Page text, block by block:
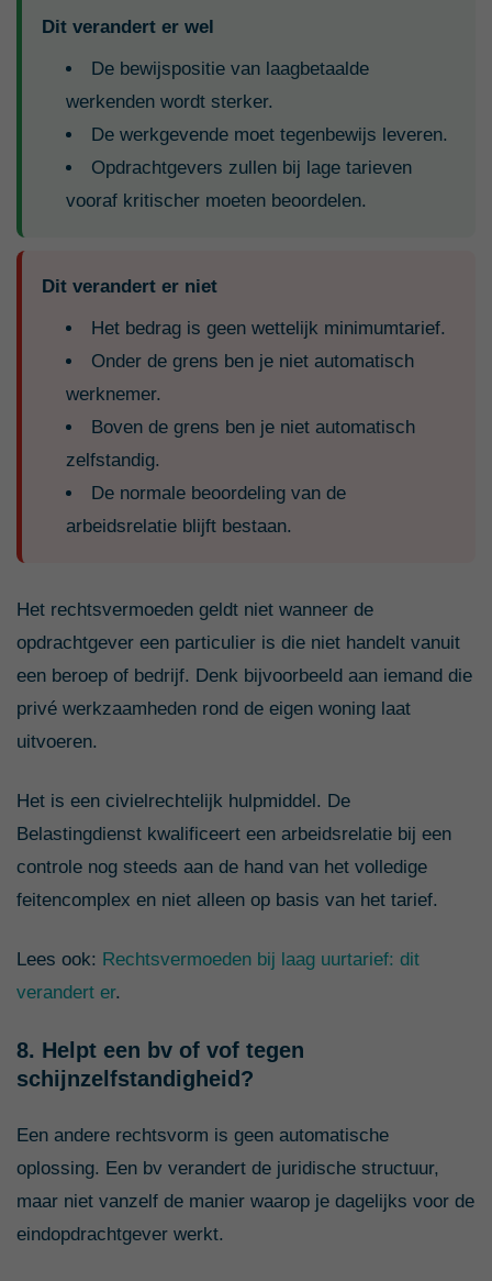
Dit verandert er wel
De bewijspositie van laagbetaalde
werkenden wordt sterker.
De werkgevende moet tegenbewijs leveren.
Opdrachtgevers zullen bij lage tarieven
vooraf kritischer moeten beoordelen.
Dit verandert er niet
Het bedrag is geen wettelijk minimumtarief.
Onder de grens ben je niet automatisch
werknemer.
Boven de grens ben je niet automatisch
zelfstandig.
De normale beoordeling van de
arbeidsrelatie blijft bestaan.
Het rechtsvermoeden geldt niet wanneer de
opdrachtgever een particulier is die niet handelt vanuit
een beroep of bedrijf. Denk bijvoorbeeld aan iemand die
privé werkzaamheden rond de eigen woning laat
uitvoeren.
Het is een civielrechtelijk hulpmiddel. De
Belastingdienst kwalificeert een arbeidsrelatie bij een
controle nog steeds aan de hand van het volledige
feitencomplex en niet alleen op basis van het tarief.
Lees ook: Rechtsvermoeden bij laag uurtarief: dit
verandert er.
8. Helpt een bv of vof tegen
schijnzelfstandigheid?
Een andere rechtsvorm is geen automatische
oplossing. Een bv verandert de juridische structuur,
maar niet vanzelf de manier waarop je dagelijks voor de
eindopdrachtgever werkt.